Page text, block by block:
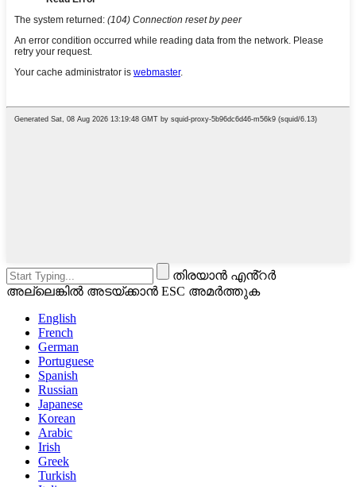
തിരയാൻ എൻ്റർ
അല്ലെങ്കിൽ അടയ്ക്കാൻ ESC അമർത്തുക
English
French
German
Portuguese
Spanish
Russian
Japanese
Korean
Arabic
Irish
Greek
Turkish